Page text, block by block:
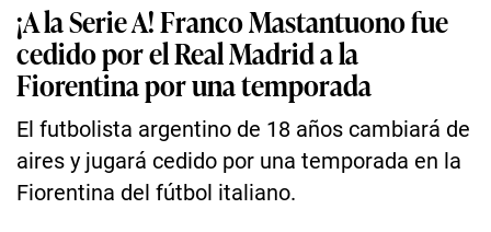
¡A la Serie A! Franco Mastantuono fue
cedido por el Real Madrid a la
Fiorentina por una temporada
El futbolista argentino de 18 años cambiará de
aires y jugará cedido por una temporada en la
Fiorentina del fútbol italiano.